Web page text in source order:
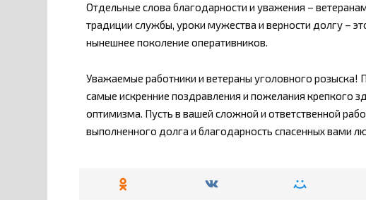
Отдельные слова благодарности и уважения –
традиции службы, уроки мужества и верности долгу –
нынешнее поколение оперативников.
Уважаемые работники и ветераны уголовного розыска!
самые искренние поздравления и пожелания крепкого
оптимизма. Пусть в вашей сложной и ответственной
выполненного долга и благодарность спасенных вами